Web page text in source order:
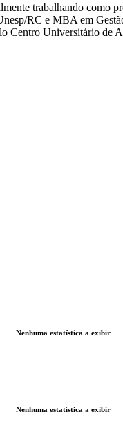
trabalhando
RC e MBA em
Centro Universitário
Nenhuma estatística a exibir
Nenhuma estatística a exibir